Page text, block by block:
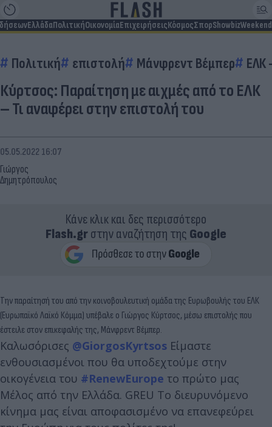
ΕλλάδαΠολιτικήΟικονομίαΕπιχειρήσειςΚόσμοςΣπορShowbizWeekend
Πολιτική επιστολή Μάνφρεντ Βέμπερ ΕΛΚ
Κύρτσος: Παραίτηση με αιχμές από το ΕΛΚ
– Τι αναφέρει στην επιστολή του
Γιώργος
Δημητρόπουλος
05.05.2022 16:07
Κάνε κλικ και δες περισσότερο
Flash.grστην αναζήτηση της Google
Την παραίτησή του από την κοινοβουλευτική ομάδα της Ευρωβουλής του ΕΛΚ
(Ευρωπαϊκό Λαϊκό Κόμμα) υπέβαλε ο Γιώργος Κύρτσος, μέσω επιστολής που
έστειλε στον επικεφαλής της, Μάνφρεντ Βέμπερ.
Καλωσόρισες @GiorgosKyrtsos Είμαστε
ενθουσιασμένοι που θα υποδεχτούμε στην
οικογένεια του #RenewEurope το πρώτο μας
Μέλος από την Ελλάδα. GREU Το διευρυνόμενο
κίνημα μας είναι αποφασισμένο να επανεφεύρει